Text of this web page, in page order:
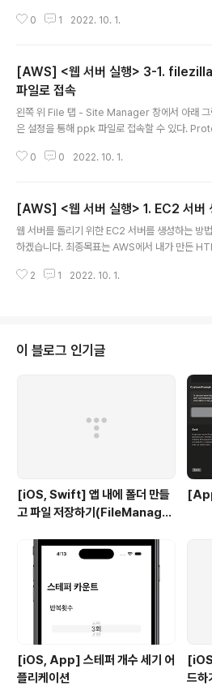
ttpd 설치를 위한 명령어를 입력해줍니다. sudo
더가 생기고 안에 html 폴더가 생깁니다. pwd #
현재 커서 위치 파악 명령어 cd /var/www # var
www 폴더로 이동 ls -l # 현재 커서 위치에 있는
록 확인 위와 같은 명령어를 입력해 설치가 되었는
할 수 있습니다. 확인한다면, html 폴더가 현재
으로 정해져 있는 것을 확인할 수 있..
0 1 2022. 10. 1.
[AWS] <웹 서버 실행> 3-1.
파일로 접속
왼쪽 위 File 탭 - Site Manager 창에서 아래 그
은 설정을 통해 ppk 파일로 접속할 수 있다.
자 하는 서버 IP 주소 Logon Type : ppk 파일로
파일 배포 [AWS] AWS EC2 서버 생성 ~ HTML
포 [AWS] 1. EC2 서버 생성 1. EC2 서버 생성"
-description="웹 서버를 돌리기 위한 EC2 서버
만든 HTML ..
0 0 2022. 10. 1.
[AWS] <웹 서버 실행> 1. EC2 서버
웹 서버를 돌리기 위한 EC2 서버를 생성하는 방
하겠습니다. 최종목표는 AWS에서 내가 만든
지금은 프리티어인 무료 서버를 사용할 것이기 때
이상 돌릴 때 2. 프리티어 이상의 서버를 돌릴 때
월의 시간이 지났을 경우 추가요금을 지불해야
서버를 이용할 수 있습니다. 먼저 AWS 로그인
창에서 EC2를 검색합니다. EC2는 웹 서버 또는
버를 돌리기 위한 클라우드 가상 서버입니다.
2 1 2022. 10. 1.
이 블로그 인기글
[iOS, Swift] 앱 내에 폴더 만들
고 파일 저장하기(FileManage
[iOS, App] 스테퍼 개수 세기 어
플리케이션
드